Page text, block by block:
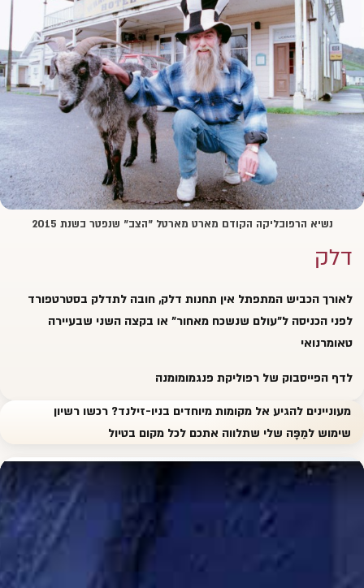
נשיא הרפובליקה הקודם מארט מארטל "הצב" שנפטר בשנת 2015
דלק
לאורך הכביש המתפתל אין תחנות דלק, חובה לתדלק בסטרטפורד
לפני הכניסה ל"עולם שנשכח מאחור" או בקצה השני שבעיירה
טאומרנואי
לדף הפייסבוק של רפוליקת פנגמומומנה
מעוניינים להגיע אל מקומות מיוחדים בניו-זילנד? רכשו רשיון
שימוש למַפָּה שלי שתלווה אתכם לכל מקום בטיול